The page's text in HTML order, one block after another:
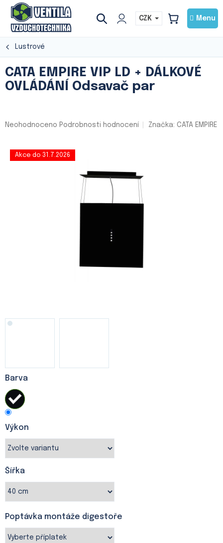
Přejít
obsah
CZK
NÁKUPNÍ
Lustrové
CATA EMPIRE VIP LD + DÁLKOVÉ
OVLÁDÁNÍ Odsavač par
Průměrné
0,0
Neohodnoceno Podrobnosti hodnocení Značka: CATA EMPIRE
Akce do 31.7.2026
Barva
Výkon
Šířka
Poptávka montáže digestoře